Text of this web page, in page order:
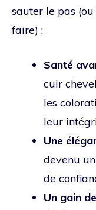
sauter le pas
faire) :
Santé
cuir
les
leur
Une
devenu
de
Un gain